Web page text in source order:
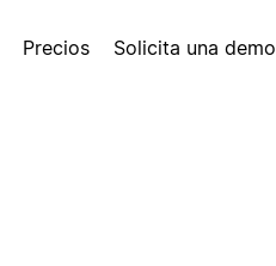
Precios Solicita una demo